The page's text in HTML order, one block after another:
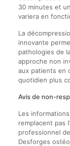
30 minutes et
variera en
La
innovante
pathologies de
approche non
aux patients en
quotidien plus
Avis de non-
Les
remplacent pas
professionnel
Desforges